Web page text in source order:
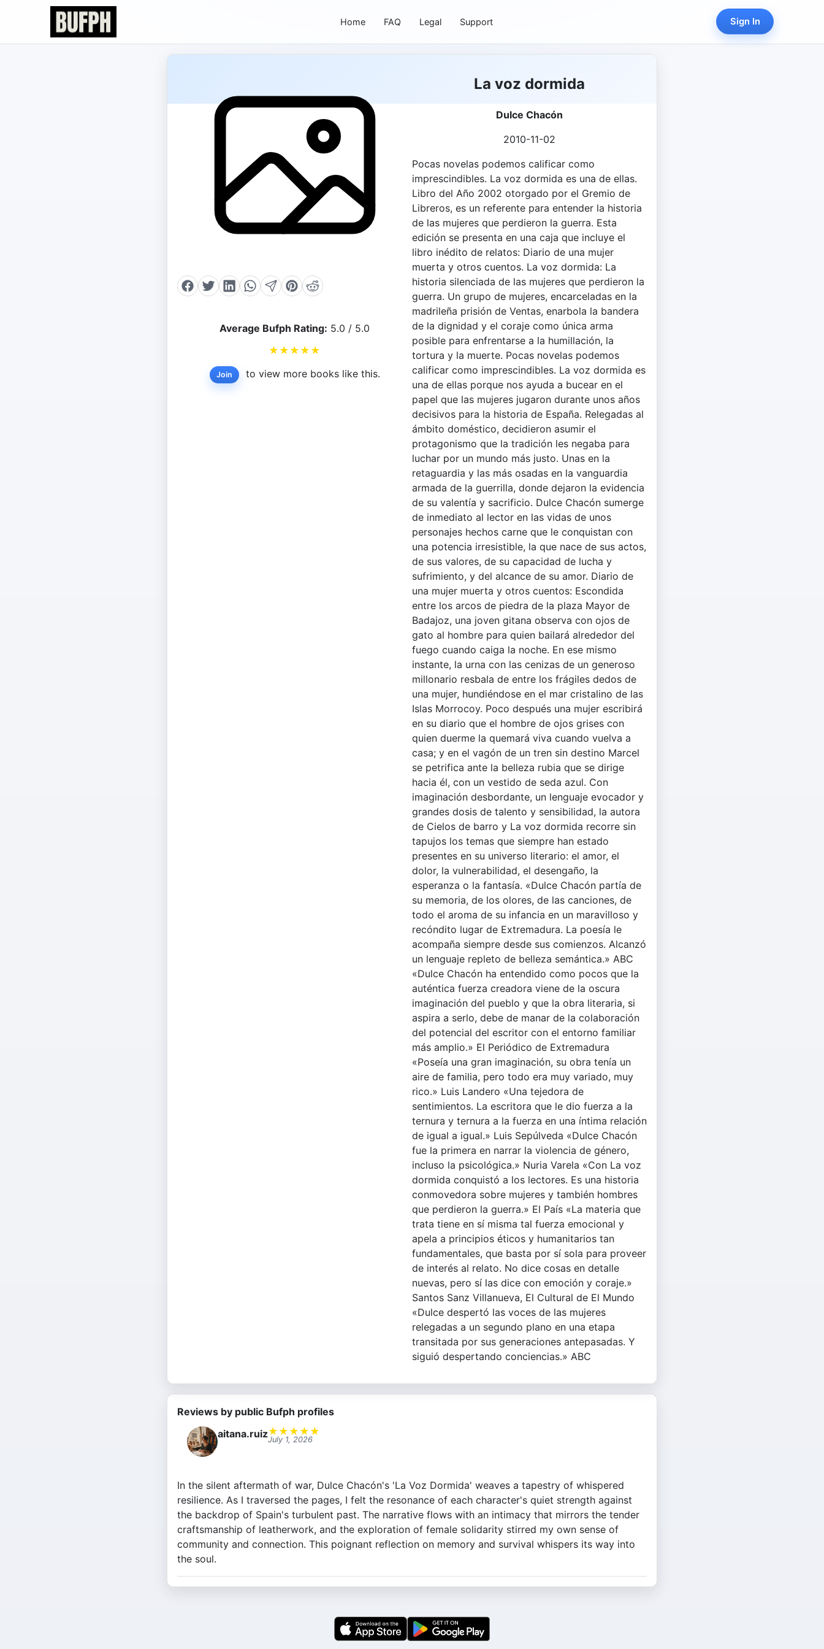
Home FAQ Legal Support Sign In
Average Bufph Rating: 5.0 / 5.0
★ ★ ★ ★ ★
Join to view more books like this.
La voz dormida
Dulce Chacón
2010-11-02
Pocas novelas podemos calificar como
imprescindibles. La voz dormida es una de ellas.
Libro del Año 2002 otorgado por el Gremio de
Libreros, es un referente para entender la historia
de las mujeres que perdieron la guerra. Esta
edición se presenta en una caja que incluye el
libro inédito de relatos: Diario de una mujer
muerta y otros cuentos. La voz dormida: La
historia silenciada de las mujeres que perdieron la
guerra. Un grupo de mujeres, encarceladas en la
madrileña prisión de Ventas, enarbola la bandera
de la dignidad y el coraje como única arma
posible para enfrentarse a la humillación, la
tortura y la muerte. Pocas novelas podemos
calificar como imprescindibles. La voz dormida es
una de ellas porque nos ayuda a bucear en el
papel que las mujeres jugaron durante unos años
decisivos para la historia de España. Relegadas al
ámbito doméstico, decidieron asumir el
protagonismo que la tradición les negaba para
luchar por un mundo más justo. Unas en la
retaguardia y las más osadas en la vanguardia
armada de la guerrilla, donde dejaron la evidencia
de su valentía y sacrificio. Dulce Chacón sumerge
de inmediato al lector en las vidas de unos
personajes hechos carne que le conquistan con
una potencia irresistible, la que nace de sus actos,
de sus valores, de su capacidad de lucha y
sufrimiento, y del alcance de su amor. Diario de
una mujer muerta y otros cuentos: Escondida
entre los arcos de piedra de la plaza Mayor de
Badajoz, una joven gitana observa con ojos de
gato al hombre para quien bailará alrededor del
fuego cuando caiga la noche. En ese mismo
instante, la urna con las cenizas de un generoso
millonario resbala de entre los frágiles dedos de
una mujer, hundiéndose en el mar cristalino de las
Islas Morrocoy. Poco después una mujer escribirá
en su diario que el hombre de ojos grises con
quien duerme la quemará viva cuando vuelva a
casa; y en el vagón de un tren sin destino Marcel
se petrifica ante la belleza rubia que se dirige
hacia él, con un vestido de seda azul. Con
imaginación desbordante, un lenguaje evocador y
grandes dosis de talento y sensibilidad, la autora
de Cielos de barro y La voz dormida recorre sin
tapujos los temas que siempre han estado
presentes en su universo literario: el amor, el
dolor, la vulnerabilidad, el desengaño, la
esperanza o la fantasía. «Dulce Chacón partía de
su memoria, de los olores, de las canciones, de
todo el aroma de su infancia en un maravilloso y
recóndito lugar de Extremadura. La poesía le
acompaña siempre desde sus comienzos. Alcanzó
un lenguaje repleto de belleza semántica.» ABC
«Dulce Chacón ha entendido como pocos que la
auténtica fuerza creadora viene de la oscura
imaginación del pueblo y que la obra literaria, si
aspira a serlo, debe de manar de la colaboración
del potencial del escritor con el entorno familiar
más amplio.» El Periódico de Extremadura
«Poseía una gran imaginación, su obra tenía un
aire de familia, pero todo era muy variado, muy
rico.» Luis Landero «Una tejedora de
sentimientos. La escritora que le dio fuerza a la
ternura y ternura a la fuerza en una íntima relación
de igual a igual.» Luis Sepúlveda «Dulce Chacón
fue la primera en narrar la violencia de género,
incluso la psicológica.» Nuria Varela «Con La voz
dormida conquistó a los lectores. Es una historia
conmovedora sobre mujeres y también hombres
que perdieron la guerra.» El País «La materia que
trata tiene en sí misma tal fuerza emocional y
apela a principios éticos y humanitarios tan
fundamentales, que basta por sí sola para proveer
de interés al relato. No dice cosas en detalle
nuevas, pero sí las dice con emoción y coraje.»
Santos Sanz Villanueva, El Cultural de El Mundo
«Dulce despertó las voces de las mujeres
relegadas a un segundo plano en una etapa
transitada por sus generaciones antepasadas. Y
siguió despertando conciencias.» ABC
Reviews by public Bufph profiles
aitana.ruiz★ ★ ★ ★ ★
July 1, 2026
In the silent aftermath of war, Dulce Chacón's 'La Voz Dormida' weaves a tapestry of whispered
resilience. As I traversed the pages, I felt the resonance of each character's quiet strength against
the backdrop of Spain's turbulent past. The narrative flows with an intimacy that mirrors the tender
craftsmanship of leatherwork, and the exploration of female solidarity stirred my own sense of
community and connection. This poignant reflection on memory and survival whispers its way into
the soul.